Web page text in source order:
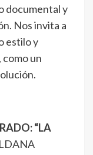
documental y
Nos invita a
estilo y
como un
“LA